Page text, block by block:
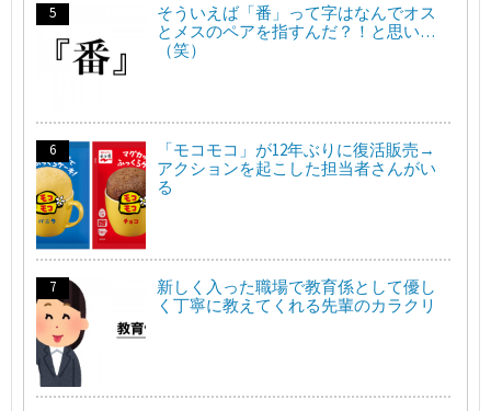
そういえば「番」って字はなんでオス
とメスのペアを指すんだ？！と思い…
（笑）
「モコモコ」が12年ぶりに復活販売→
アクションを起こした担当者さんがい
る
新しく入った職場で教育係として優し
く丁寧に教えてくれる先輩のカラクリ